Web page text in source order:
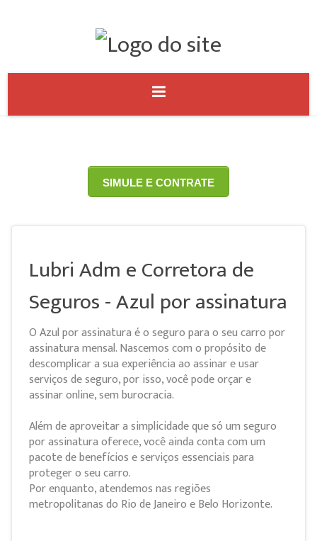
SIMULE E CONTRATE
Lubri Adm e Corretora de
Seguros - Azul por assinatura
O Azul por assinatura é o seguro para o seu carro por
assinatura mensal. Nascemos com o propósito de
descomplicar a sua experiência ao assinar e usar
serviços de seguro, por isso, você pode orçar e
assinar online, sem burocracia.
Além de aproveitar a simplicidade que só um seguro
por assinatura oferece, você ainda conta com um
pacote de benefícios e serviços essenciais para
proteger o seu carro.
Por enquanto, atendemos nas regiões
metropolitanas do Rio de Janeiro e Belo Horizonte.